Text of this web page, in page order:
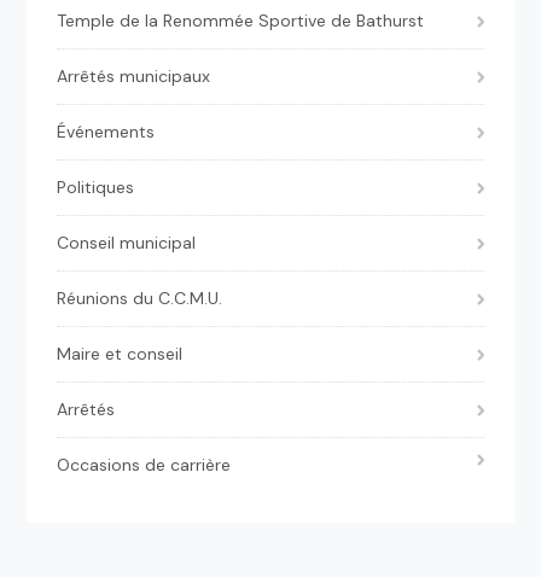
Temple de la Renommée Sportive de Bathurst
Arrêtés municipaux
Événements
Politiques
Conseil municipal
Réunions du C.C.M.U.
Maire et conseil
Arrêtés
Occasions de carrière